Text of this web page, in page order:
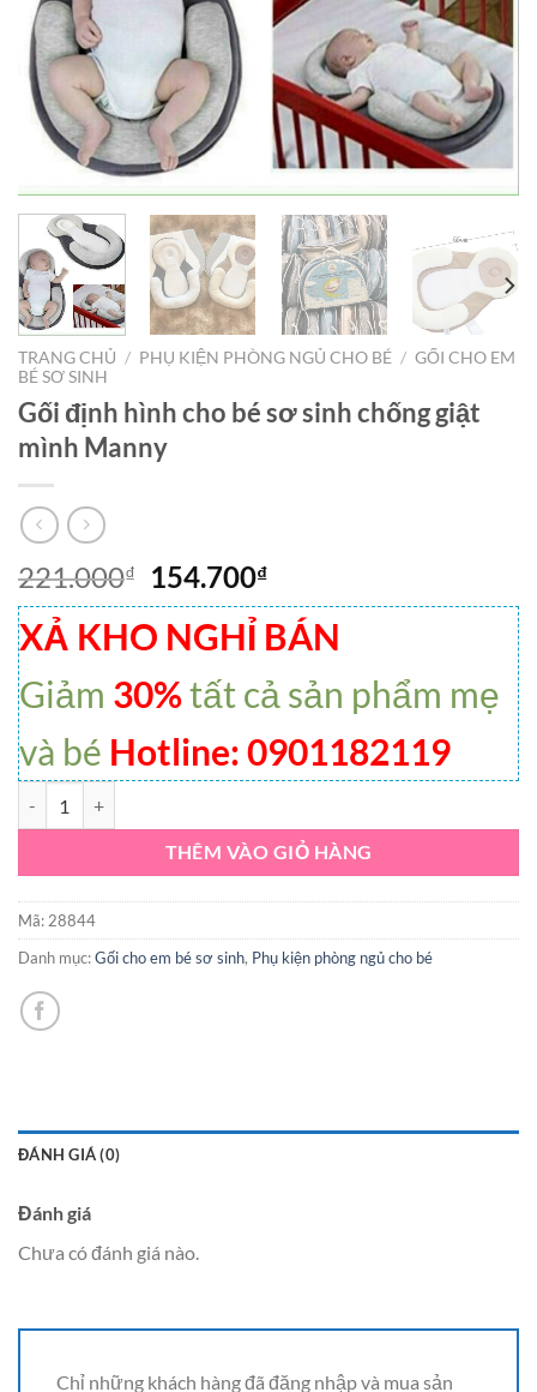
TRANG CHỦ / PHỤ KIỆN PHÒNG NGỦ CHO BÉ / GỐI CHO EM
BÉ SƠ SINH
Gối định hình cho bé sơ sinh chống giật
mình Manny
221.000₫ 154.700₫
XẢ KHO NGHỈ BÁN
Giảm 30%tất cả sản phẩm mẹ
và bé Hotline: 0901182119
THÊM VÀO GIỎ HÀNG
Mã:28844
Danh mục:Gối cho em bé sơ sinh, Phụ kiện phòng ngủ cho bé
ĐÁNH GIÁ (0)
Đánh giá
Chưa có đánh giá nào.
Chỉ những khách hàng đã đăng nhập và mua sản